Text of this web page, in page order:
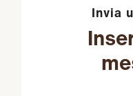
Invia